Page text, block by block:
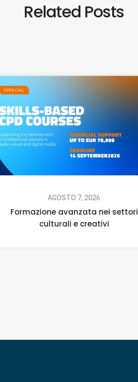
Related Posts
AGOSTO 7, 2026
Formazione avanzata nei settori
culturali e creativi